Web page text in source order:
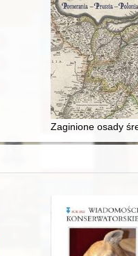
niedokończone... : szpital
Zaginione osady